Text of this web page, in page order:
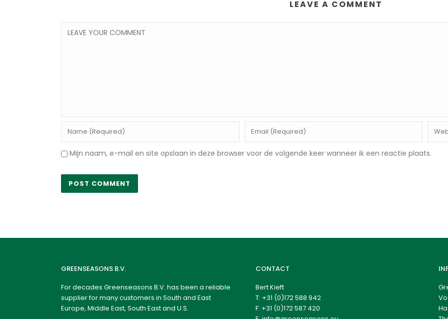
LEAVE A COMMENT
Mijn naam, e-mail en site opslaan in deze browser voor de volgende keer wanneer ik een reactie plaats.
GREENSEASONS B.V.
For decades Greenseasons B.V. has been a reliable
supplier for many customers in South and East
Europe, Middle East, South East and U.S.
CONTACT
Bert Kieft
T: +31 (0)172 588 942
F: +31 (0)172 587 420